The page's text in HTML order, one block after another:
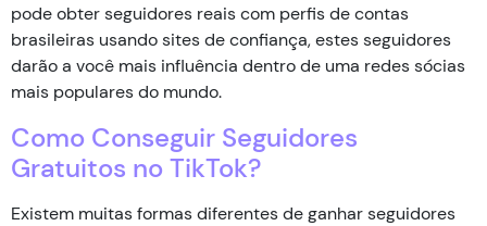
pode obter seguidores reais com perfis de contas
brasileiras usando sites de confiança, estes seguidores
darão a você mais influência dentro de uma redes sócias
mais populares do mundo.
Como Conseguir Seguidores
Gratuitos no TikTok?
Existem muitas formas diferentes de ganhar seguidores